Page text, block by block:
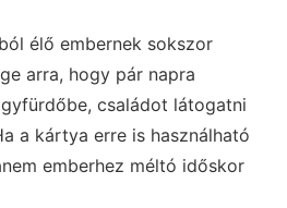
élő embernek sokszor
arra, hogy pár napra
családot látogatni
a kártya erre is használható
emberhez méltó időskor